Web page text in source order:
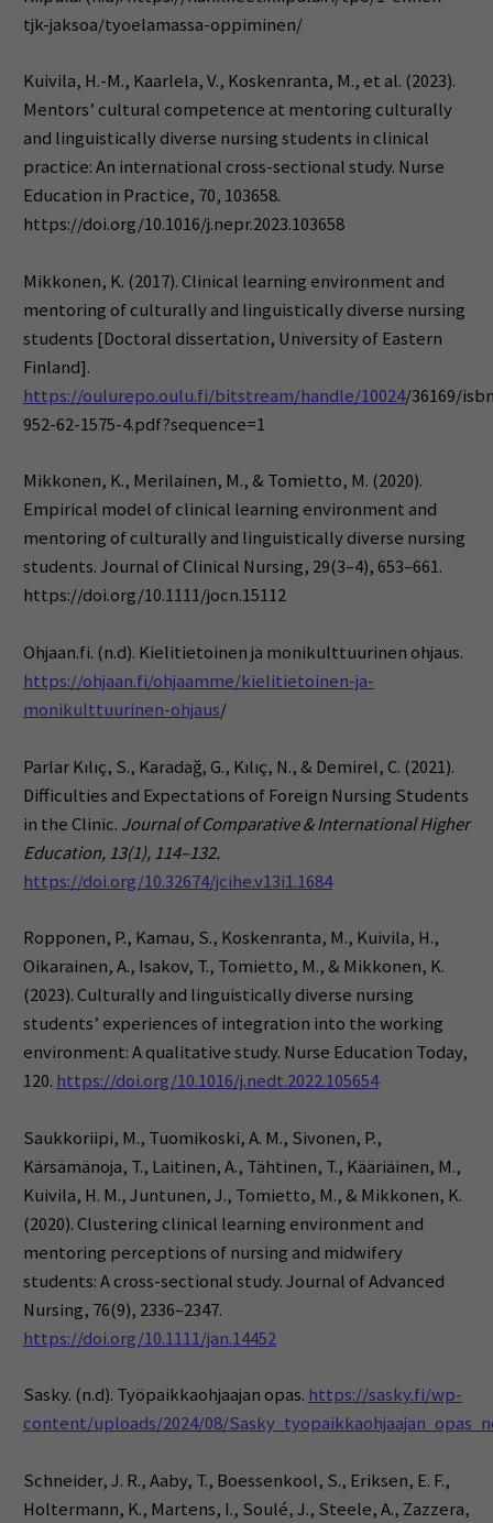
tjk-jaksoa/tyoelamassa-oppiminen/
Kuivila, H.-M., Kaarlela, V., Koskenranta, M., et al. (2023).
Mentors’ cultural competence at mentoring culturally
and linguistically diverse nursing students in clinical
practice: An international cross-sectional study. Nurse
Education in Practice, 70, 103658.
https://doi.org/10.1016/j.nepr.2023.103658
Mikkonen, K. (2017). Clinical learning environment and
mentoring of culturally and linguistically diverse nursing
students [Doctoral dissertation, University of Eastern
Finland].
https://oulurepo.oulu.fi/bitstream/handle/10024/36169/
952-62-1575-4.pdf?sequence=1
Mikkonen, K., Merilainen, M., & Tomietto, M. (2020).
Empirical model of clinical learning environment and
mentoring of culturally and linguistically diverse nursing
students. Journal of Clinical Nursing, 29(3–4), 653–661.
https://doi.org/10.1111/jocn.15112
Ohjaan.fi. (n.d). Kielitietoinen ja monikulttuurinen ohjaus.
https://ohjaan.fi/ohjaamme/kielitietoinen-ja-
monikulttuurinen-ohjaus/
Parlar Kılıç, S., Karadağ, G., Kılıç, N., & Demirel, C. (2021).
Difficulties and​ ​Expectations of Foreign Nursing Students
in the Clinic. Journal of Comparative &​ ​International Higher
Education, 13(1), 114–132.
https://doi.org/10.32674/jcihe.v13i1.1684
Ropponen, P., Kamau, S., Koskenranta, M., Kuivila, H.,
Oikarainen, A., Isakov, T., Tomietto, M., & Mikkonen, K.
(2023). Culturally and linguistically diverse nursing
students’ experiences of integration into the working
environment: A qualitative study. Nurse Education Today,
120. https://doi.org/10.1016/j.nedt.2022.105654
Saukkoriipi, M., Tuomikoski, A. M., Sivonen, P.,
Kärsämänoja, T., Laitinen, A., Tähtinen, T., Kääriäinen, M.,
Kuivila, H. M., Juntunen, J., Tomietto, M., & Mikkonen, K.
(2020). Clustering clinical learning environment and
mentoring perceptions of nursing and midwifery
students: A cross-sectional study. Journal of Advanced
Nursing, 76(9), 2336–2347.
https://doi.org/10.1111/jan.14452
Sasky. (n.d). Työpaikkaohjaajan opas. https://sasky.fi/wp-
content/uploads/2024/08/
Schneider, J. R., Aaby, T., Boessenkool, S., Eriksen, E. F.,
Holtermann, K., Martens, I., Soulé, J., Steele, A., Zazzera,